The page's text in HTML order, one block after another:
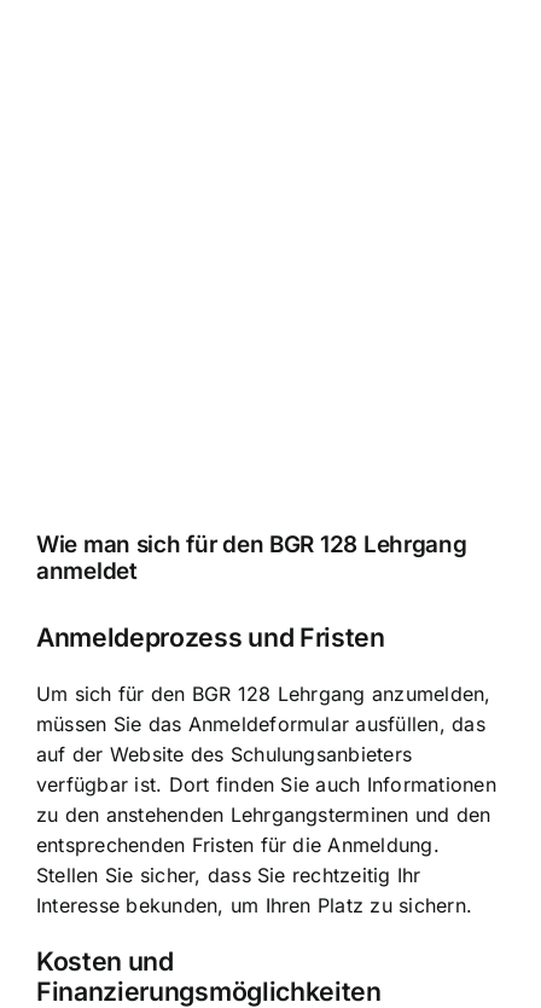
Wie man sich für den BGR 128 Lehrgang
anmeldet
Anmeldeprozess und Fristen
Um sich für den BGR 128 Lehrgang anzumelden,
müssen Sie das Anmeldeformular ausfüllen, das
auf der Website des Schulungsanbieters
verfügbar ist. Dort finden Sie auch Informationen
zu den anstehenden Lehrgangsterminen und den
entsprechenden Fristen für die Anmeldung.
Stellen Sie sicher, dass Sie rechtzeitig Ihr
Interesse bekunden, um Ihren Platz zu sichern.
Kosten und
Finanzierungsmöglichkeiten